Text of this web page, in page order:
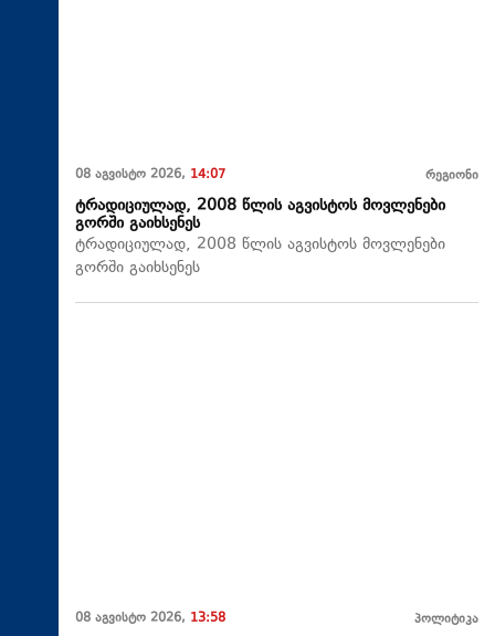
08 აგვისტო 2026, 14:07 რეგიონი
ტრადიციულად, 2008 წლის აგვისტოს მოვლენები
გორში გაიხსენეს
ტრადიციულად, 2008 წლის აგვისტოს მოვლენები
გორში გაიხსენეს
08 აგვისტო 2026, 13:58 პოლიტიკა